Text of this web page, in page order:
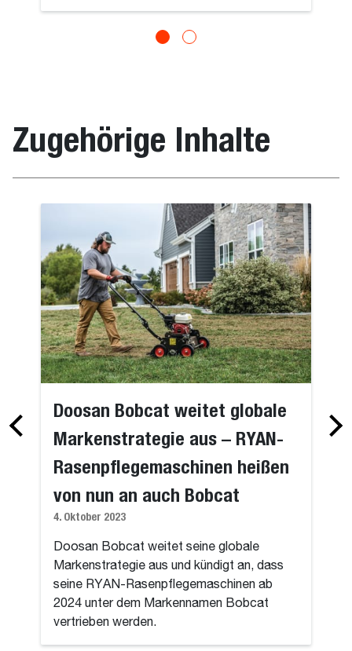
Zugehörige Inhalte
Doosan Bobcat weitet globale
Markenstrategie aus – RYAN-
Rasenpflegemaschinen heißen
von nun an auch Bobcat
4. Oktober 2023
Doosan Bobcat weitet seine globale
Markenstrategie aus und kündigt an, dass
seine RYAN-Rasenpflegemaschinen ab
2024 unter dem Markennamen Bobcat
vertrieben werden.